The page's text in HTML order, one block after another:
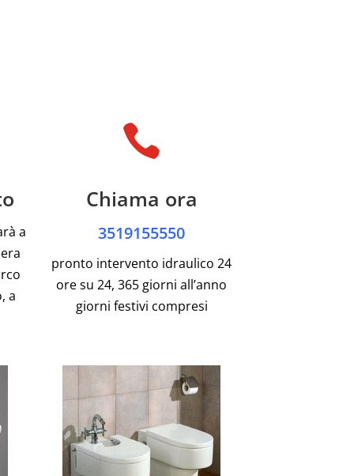
a
a

Chiama ora
3519155550
pronto intervento idraulico 24
ore su 24, 365 giorni all’anno
giorni festivi compresi